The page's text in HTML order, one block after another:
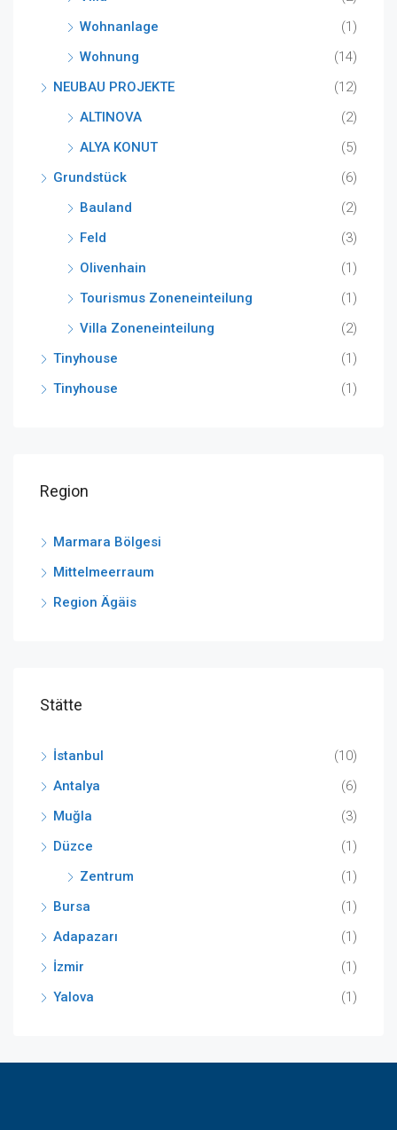
Wohnanlage
(1)
Wohnung
(14)
NEUBAU PROJEKTE
(12)
ALTINOVA
(2)
ALYA KONUT
(5)
Grundstück
(6)
Bauland
(2)
Feld
(3)
Olivenhain
(1)
Tourismus Zoneneinteilung
(1)
Villa Zoneneinteilung
(2)
Tinyhouse
(1)
Tinyhouse
(1)
Region
Marmara Bölgesi
Mittelmeerraum
Region Ägäis
Stätte
İstanbul
(10)
Antalya
(6)
Muğla
(3)
Düzce
(1)
Zentrum
(1)
Bursa
(1)
Adapazarı
(1)
İzmir
(1)
Yalova
(1)